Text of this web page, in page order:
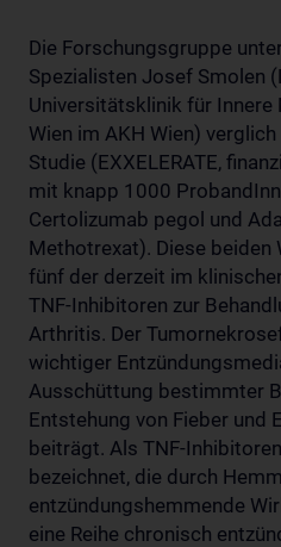
Die Forschungsgruppe
Spezialisten Josef Smolen
Universitätsklinik für Innere
Wien im AKH Wien)
Studie (EXXELERATE,
mit knapp 1000
Certolizumab pegol und
Methotrexat). Diese beiden
fünf der derzeit im
TNF-Inhibitoren zur
Arthritis. Der
wichtiger
Ausschüttung bestimmter
Entstehung von Fieber und
beiträgt. Als TNF-
bezeichnet, die durch
entzündungshemmende
eine Reihe chronisch